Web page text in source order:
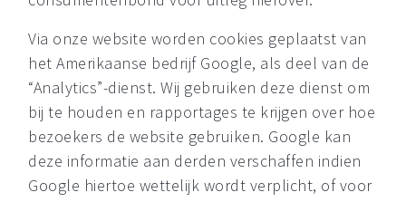
Via onze website worden cookies geplaatst van
het Amerikaanse bedrijf Google, als deel van de
“Analytics”-dienst. Wij gebruiken deze dienst om
bij te houden en rapportages te krijgen over hoe
bezoekers de website gebruiken. Google kan
deze informatie aan derden verschaffen indien
Google hiertoe wettelijk wordt verplicht, of voor